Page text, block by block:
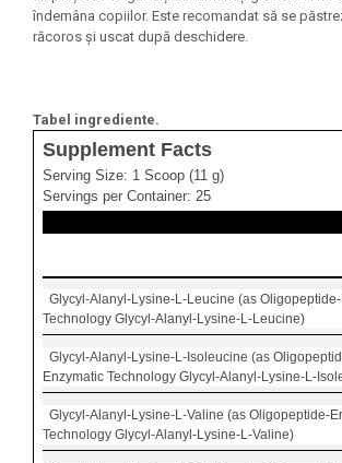
îndemâna copiilor. Este recomandat să se
răcoros și uscat după deschidere.
Tabel ingrediente.
Supplement Facts
Serving Size: 1 Scoop (11 g)
Servings per Container: 25
Glycyl-Alanyl-Lysine-L-Leucine (as
Technology Glycyl-Alanyl-Lysine-L-Leucine)
Glycyl-Alanyl-Lysine-L-Isoleucine (as
Enzymatic Technology Glycyl-Alanyl-Lysine-L-
Glycyl-Alanyl-Lysine-L-Valine (as Oligopeptide-
Technology Glycyl-Alanyl-Lysine-L-Valine)